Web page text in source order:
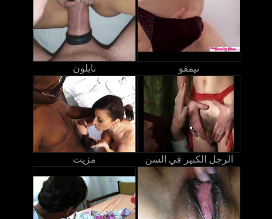
نايلون نيمفو
مزيت الرجل الكبير في السن